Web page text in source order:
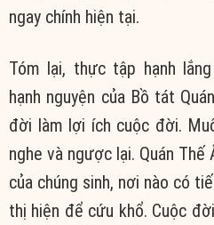
ngay chính hiện tại.
Tóm lại, thực tập hạnh
hạnh nguyện của Bồ tát
đời làm lợi ích cuộc đời.
nghe và ngược lại. Quán Thế
của chúng sinh, nơi nào có
thị hiện để cứu khổ. Cuộc